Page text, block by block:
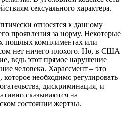
сексуального характера.
относятся к данному
проявления за норму. Некоторые
пошлых комплиментах или
нет ничего плохого. Но, в США
ведь этот прямое нарушение
человека. Харассмент – это
которое необходимо регулировать
дискриминация, и
сказываются на
состоянии жертвы.